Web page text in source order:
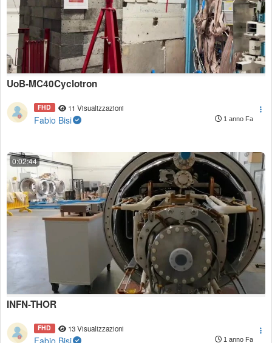
UoB-MC40Cyclotron
FHD 11 Visualizzazioni
Fabio Bisi 1 anno Fa
0:02:44
INFN-THOR
FHD 13 Visualizzazioni
1 anno Fa